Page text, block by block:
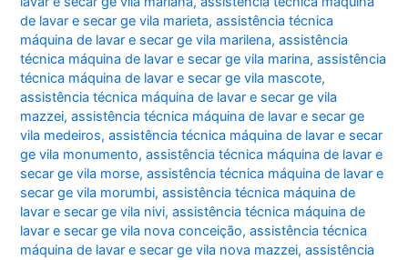
de lavar e secar ge vila marieta,assistência técnica
máquina de lavar e secar ge vila marilena,assistência
técnica máquina de lavar e secar ge vila marina,assistência
técnica máquina de lavar e secar ge vila mascote,
assistência técnica máquina de lavar e secar ge vila
mazzei,assistência técnica máquina de lavar e secar ge
vila medeiros,assistência técnica máquina de lavar e secar
ge vila monumento,assistência técnica máquina de lavar e
secar ge vila morse,assistência técnica máquina de lavar e
secar ge vila morumbi,assistência técnica máquina de
lavar e secar ge vila nivi,assistência técnica máquina de
lavar e secar ge vila nova conceição,assistência técnica
máquina de lavar e secar ge vila nova mazzei,assistência